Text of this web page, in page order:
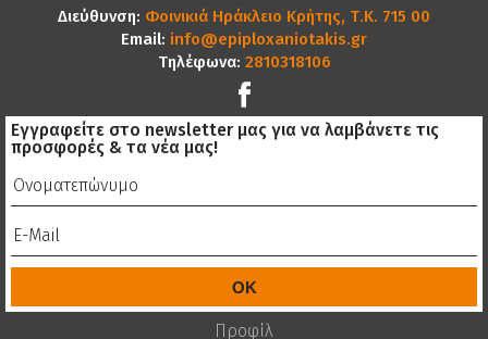
Διεύθυνση: Φοινικιά Ηράκλειο Κρήτης, Τ.Κ. 715 00
Email: info@epiploxaniotakis.gr
Τηλέφωνα: 2810318106
Εγγραφείτε στο newsletter μας για να λαμβάνετε τις
προσφορές & τα νέα μας!
Προφίλ